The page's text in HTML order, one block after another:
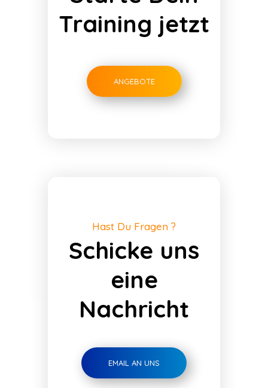
Hast Du Fragen ?
Schicke uns
eine
Nachricht
EMAIL AN UNS
Training jetzt
ANGEBOTE